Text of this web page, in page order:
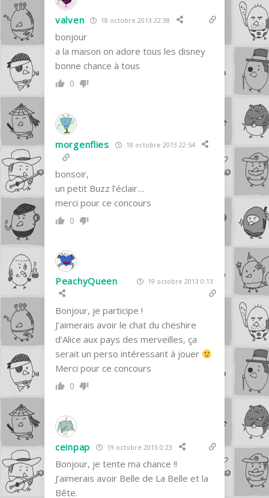
valven 18 octobre 2013 22:38
bonjour
a la maison on adore tous les disney
bonne chance à tous
0
morgenflies 18 octobre 2013 22:54
bonsoir,
un petit Buzz l’éclair…
merci pour ce concours
0
PeachyQueen 19 octobre 2013 0:13
Bonjour, je participe !
J’aimerais avoir le chat du cheshire
d’Alice aux pays des merveilles, ça
serait un perso intéressant à jouer
Merci pour ce concours
0
ceinpap 19 octobre 2013 0:23
Bonjour, je tente ma chance !!
J’aimerais avoir Belle de La Belle et la
Bête.